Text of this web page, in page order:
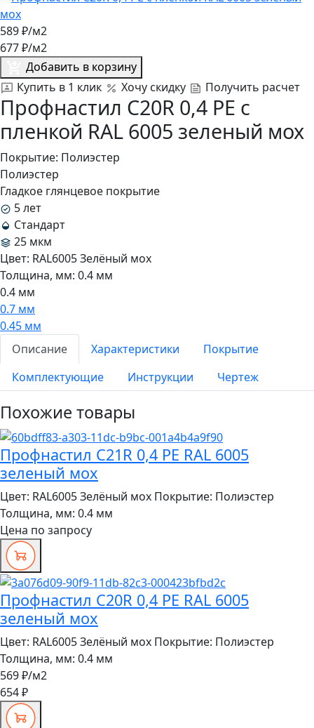
589₽/м2
677₽/м2
Добавить в корзину
Купить в 1 клик
Хочу скидку Получить расчет
Профнастил C20R 0,4 PE с
пленкой RAL 6005 зеленый мох
Покрытие: Полиэстер
Полиэстер
Гладкое глянцевое покрытие
5 лет
Стандарт
25 мкм
Цвет: RAL6005 Зелёный мох
Толщина, мм: 0.4 мм
0.4 мм
0.7 мм
0.45 мм
Описание
Характеристики
Покрытие
Комплектующие
Инструкции Чертеж
Похожие товары
Профнастил C21R 0,4 PE RAL 6005
зеленый мох
Цвет: RAL6005 Зелёный мох Покрытие: Полиэстер
Толщина, мм: 0.4 мм
Цена по запросу
Профнастил C20R 0,4 PE RAL 6005
зеленый мох
Цвет: RAL6005 Зелёный мох Покрытие: Полиэстер
Толщина, мм: 0.4 мм
569 ₽/м2
654 ₽